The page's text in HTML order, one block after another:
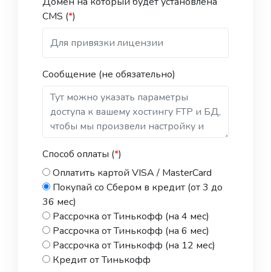
Гарантия (1 руб.)
Интеграция с API ОСАГО сайта
sravni.ru (1 руб.)
Интеграция с API ОСАГО Страховой
дом ВСК (1 руб.)
Интеграция с API ОСАГО страховой
компании Согласие (1 руб.)
Интеграция с API страхового
интернет-бизнеса (СИБ) (1 руб.)
Интеграция с API страховой
компании АльфаСтрахование (1 руб.)
Интеграция с API страховой
компании Ингосстрах (1 руб.)
Интеграция Тинькофф банк
Эквайринг на сайт для приема
платежей (1 руб.)
Мессенджер на сайт (1 руб.)
Офисы компании на карте (1 руб.)
Партнерская программа по
CMS (*)
Сообщение (не обязательно)
Способ оплаты (*)
Оплатить картой VISA / MasterCard
Покупай со Сбером в кредит (от 3 до
36 мес)
Рассрочка от Тинькофф (на 4 мес)
Рассрочка от Тинькофф (на 6 мес)
Рассрочка от Тинькофф (на 12 мес)
Кредит от Тинькофф